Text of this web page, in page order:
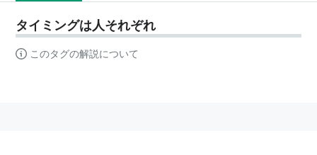
タイミングは人それぞれ
このタグの解説について